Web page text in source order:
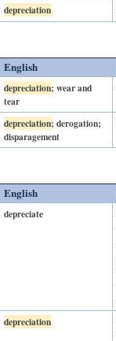
depreciation
English
depreciation; wear and
tear
depreciation; derogation;
disparagement
English
depreciate
depreciation